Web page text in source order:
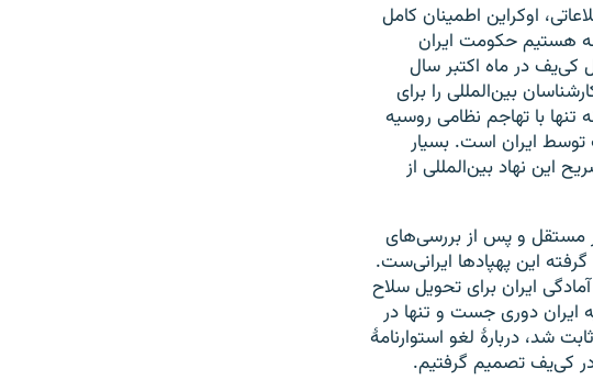
اوکراین اطمینان کامل
هستیم حکومت ایران
در ماه اکتبر سال
بین‌المللی را برای
تنها با تهاجم نظامی روسیه
قطعنامهٔ ۲۲۳۱ شورای امنیت توسط ایران است. بسیار
این نهاد بین‌المللی از
مستقل و پس از بررسی‌های
این پهپادها ایرانی‌ست.
ایران برای تحویل سلاح
ایران دوری جست و تنها در
شد، دربارهٔ لغو استوارنامهٔ
کی‌یف تصمیم گرفتیم.